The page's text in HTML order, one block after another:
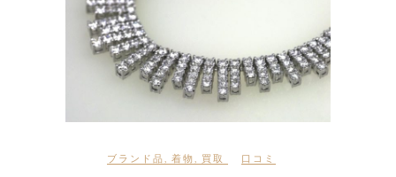
ブランド品 着物 買取 口コミ